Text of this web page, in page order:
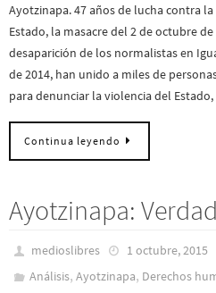
Ayotzinapa. 47 años de lucha contra
Estado, la masacre del 2 de octubre
desaparición de los normalistas en
de 2014, han unido a miles de
para denunciar la violencia del
Continua leyendo
Ayotzinapa:
medioslibres
1 octubre, 2015
Análisis,Ayotzinapa, Derechos